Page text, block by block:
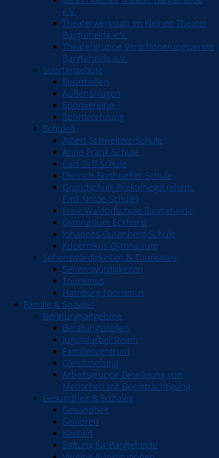
e.V.
Theaterwerkstatt im Kleinen Theater
Bargteheide e.V.
Theatergruppe Verschönerungsverein
Bargteheide e.V.
Sportangebote
Sporthallen
Außenanlagen
Sportvereine
Sportlerehrung
Schulen
Albert-Schweitzer-Schule
Anne-Frank-Schule
Carl-Orff-Schule
Dietrich-Bonhoeffer-Schule
Grundschule Brektehegel (ehem.
Emil-Nolde-Schule)
Freie Waldorfschule Bargteheide
Gymnasium Eckhorst
Johannes-Gutenberg-Schule
Kopernikus-Gymnasium
Sehenswürdigkeiten & Tourismus
Sehenswürdigkeiten
Tourismus
Hamburg Tourismus
Familie & Soziales
Beratungsangebote
Beratungsstellen
Jugendarbeitsteam
Familienzentrum
Gleichstellung
Arbeitsgruppe Beteiligung von
Menschen mit Beeinträchtigung
Gesundheit & Soziales
Gesundheit
Senioren
Kirchen
Stiftung für Bargteheide